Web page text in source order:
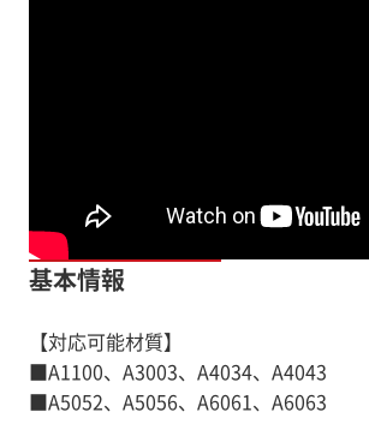
基本情報
【対応可能材質】
■A1100、A3003、A4034、A4043
■A5052、A5056、A6061、A6063